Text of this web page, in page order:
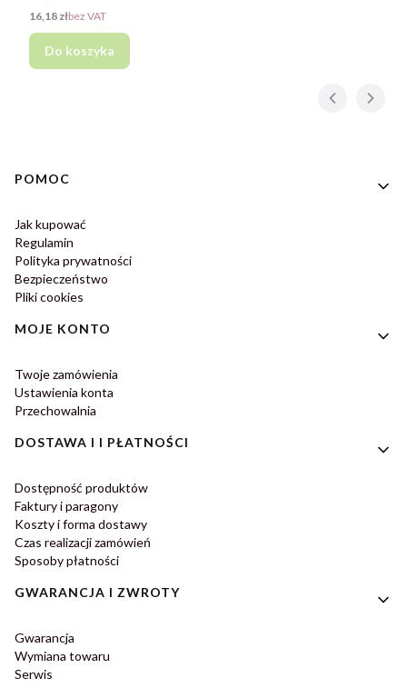
Cena
16,18 złbez VAT
Do koszyka
Linki w stopce
POMOC
Jak kupować
Regulamin
Polityka prywatności
Bezpieczeństwo
Pliki cookies
MOJE KONTO
Twoje zamówienia
Ustawienia konta
Przechowalnia
DOSTAWA I I PŁATNOŚCI
Dostępność produktów
Faktury i paragony
Koszty i forma dostawy
Czas realizacji zamówień
Sposoby płatności
GWARANCJA I ZWROTY
Gwarancja
Wymiana towaru
Serwis